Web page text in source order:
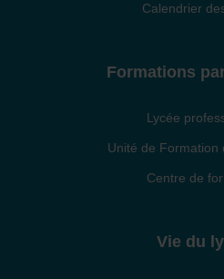
Calendrier
Formations
Lycée
Unité de Formation
Centre de
Vie du